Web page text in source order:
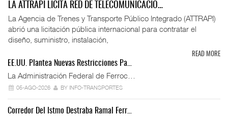
LA ATTRAPI LICITA RED DE TELECOMUNICACIO…
La Agencia de Trenes y Transporte Público Integrado (ATTRAPI)
abrió una licitación pública internacional para contratar el
diseño, suministro, instalación,
READ MORE
EE.UU. Plantea Nuevas Restricciones Pa…
La Administración Federal de Ferroc…
05-AGO-2026 BY INFO-TRANSPORTES
Corredor Del Istmo Destraba Ramal Ferr…